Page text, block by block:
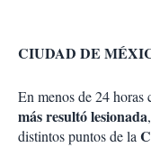
CIUDAD DE
En menos de 24 horas
más resultó lesionada
distintos puntos de la